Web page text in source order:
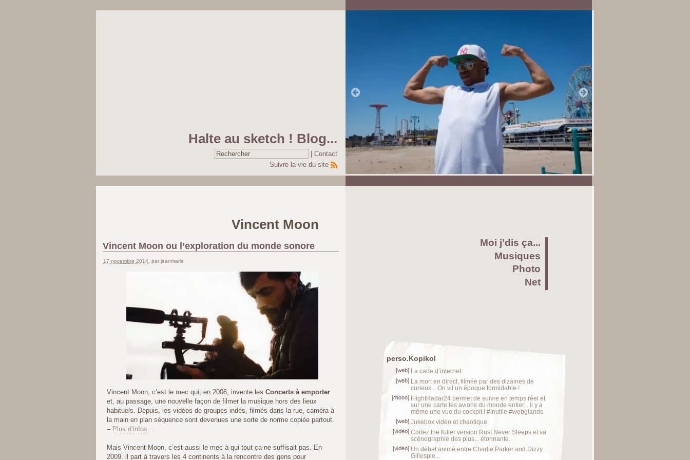
Halte au sketch ! Blog...
Contact
Suivre la vie du site
Pause
Vincent Moon
Vincent Moon ou l’exploration du monde sonore
17 novembre 2014 , par jeanmarie
Vincent Moon, c’est le mec qui, en 2006, invente les Concerts à emporter
et, au passage, une nouvelle façon de filmer la musique hors des lieux
habituels. Depuis, les vidéos de groupes indés, filmés dans la rue, caméra à
la main en plan séquence sont devenues une sorte de norme copiée partout.
– Plus d’infos
Mais Vincent Moon, c’est aussi le mec à qui tout ça ne suffisait pas. En
2009, il part à travers les 4 continents à la rencontre des gens pour
Moi j’dis ça...
Musiques
Photo
Net
perso.Kopikol
La carte d’internet.
La mort en direct, filmée par des dizaines de
curieux... On vit un époque formidable !
FlightRadar24 permet de suivre en temps réel et
sur une carte les avions du monde entier... il y a
même une vue du cockpit ! #inutile #webglande
Jukebox vidéo et chaotique
Cortez the Killer version Rust Never Sleeps et sa
scénographie des plus... étonnante.
Un débat animé entre Charlie Parker and Dizzy
Gillespie...